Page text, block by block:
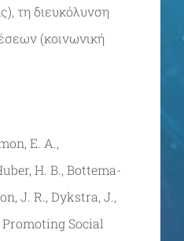
τη διευκόλυνση
(κοινωνική
E. A.,
H. B., Bottema-
J. R., Dykstra, J.,
Promoting Social